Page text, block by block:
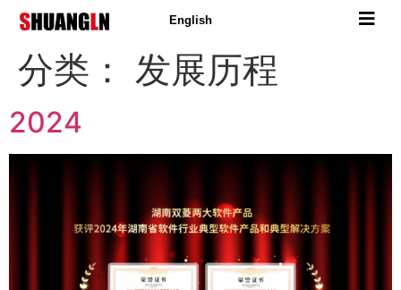
English
分类： 发展历程
2024